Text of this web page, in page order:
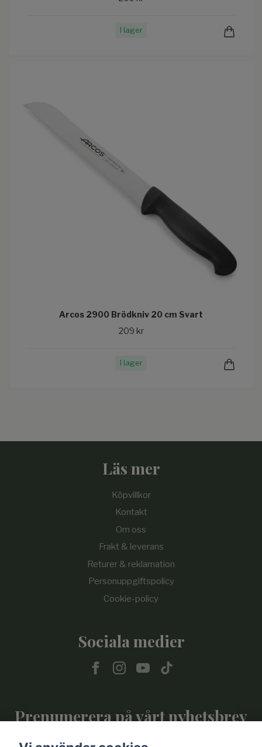
I lager
Arcos 2900 Brödkniv 20 cm Svart
209 kr
I lager
Läs mer
Köpvillkor
Kontakt
Om oss
Frakt & leverans
Returer & reklamation
Personuppgiftspolicy
Cookie-policy
Sociala medier
Prenumerera på vårt nyhetsbrev